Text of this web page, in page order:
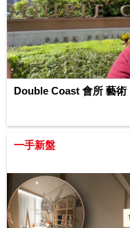
Double Coast 會所 藝術
一手新盤